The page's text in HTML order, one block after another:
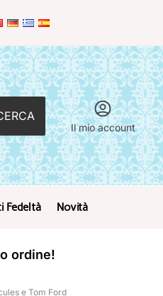
Il mio account
Fedeltà Novità
ordine!
e Tom Ford